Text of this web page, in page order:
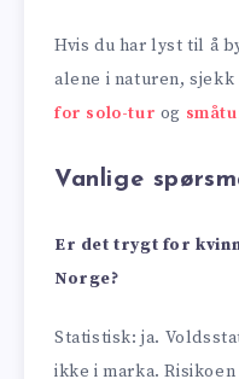
Hvis du har lyst til å
alene i naturen,
for solo-tur og
Vanlige
Er det trygt for
Norge?
Statistisk: ja.
ikke i marka.